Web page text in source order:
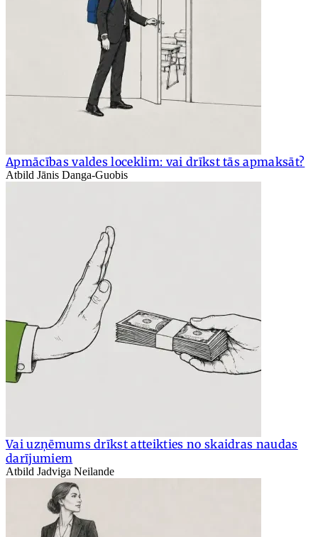
Apmācības valdes loceklim: vai drīkst tās apmaksāt?
Atbild Jānis Danga-Guobis
Vai uzņēmums drīkst atteikties no skaidras naudas
darījumiem
Atbild Jadviga Neilande